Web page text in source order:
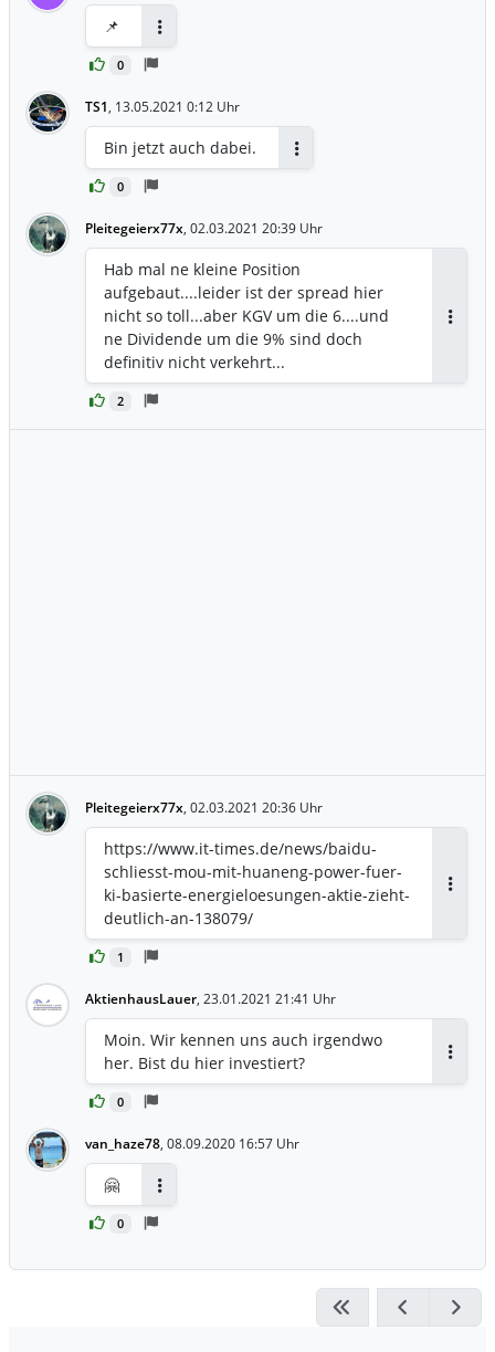
year. The net profit attributable to equity
holders of the Company was RMB4.019
billion, representing a decrease of
last year. The earnings per share was
RMB0.19. The net asset (excluding equity
interests attributable to minority
shareholders and other equity
0
📌
TS1, 13.05.2021 0:12 Uhr
0
Bin jetzt auch dabei.
Pleitegeierx77x, 02.03.2021 20:39 Uhr
2
Hab mal ne kleine Position
aufgebaut....leider ist der spread hier
nicht so toll...aber KGV um die 6....und
ne Dividende um die 9% sind doch
definitiv nicht verkehrt...
Pleitegeierx77x, 02.03.2021 20:36 Uhr
1
https://www.it-times.de/news/baidu-
schliesst-mou-mit-huaneng-power-fuer-
ki-basierte-energieloesungen-aktie-zieht-
deutlich-an-138079/
AktienhausLauer, 23.01.2021 21:41 Uhr
0
Moin. Wir kennen uns auch irgendwo
her. Bist du hier investiert?
van_haze78, 08.09.2020 16:57 Uhr
0
🤗